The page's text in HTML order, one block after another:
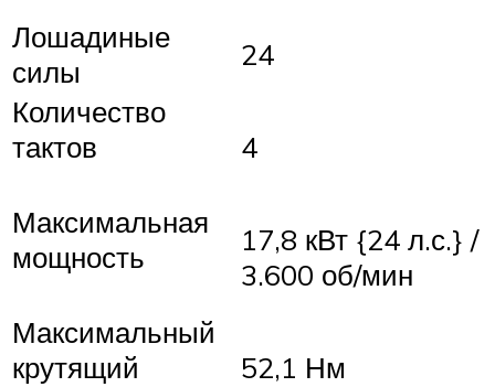
Лошадиные
силы
24
Количество
тактов
4
Максимальная
мощность
17,8 кВт {24 л.с.} /
3.600 об/мин
Максимальный
крутящий
52,1 Нм